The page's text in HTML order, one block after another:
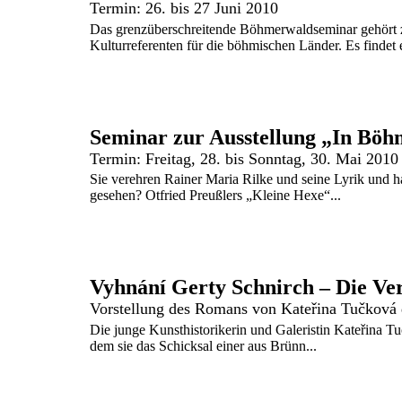
Termin: 26. bis 27 Juni 2010
Das grenzüberschreitende Böhmerwaldseminar
Kulturreferenten für die böhmischen Länder. Es
Termin: Freitag, 28. bis Sonntag, 30. Mai 2010
Sie verehren Rainer Maria Rilke und seine Lyrik und
gesehen? Otfried Preußlers „Kleine Hexe“...
Vyhnání Gerty Schnirch – Die
Vorstellung des Romans von Kateřina
Die junge Kunsthistorikerin und Galeristin Kateřina
dem sie das Schicksal einer aus Brünn...